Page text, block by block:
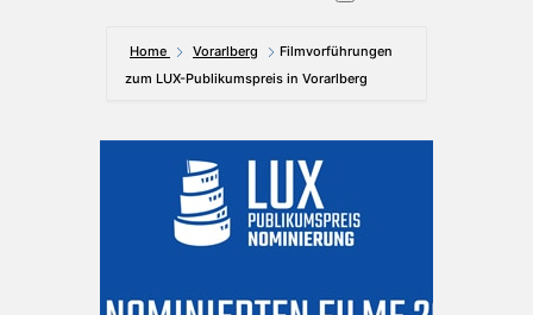
Home Vorarlberg
Filmvorführungen
zum LUX-Publikumspreis in Vorarlberg